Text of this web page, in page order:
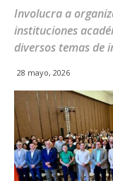
Involucra a
instituciones
diversos temas de
28 mayo, 2026